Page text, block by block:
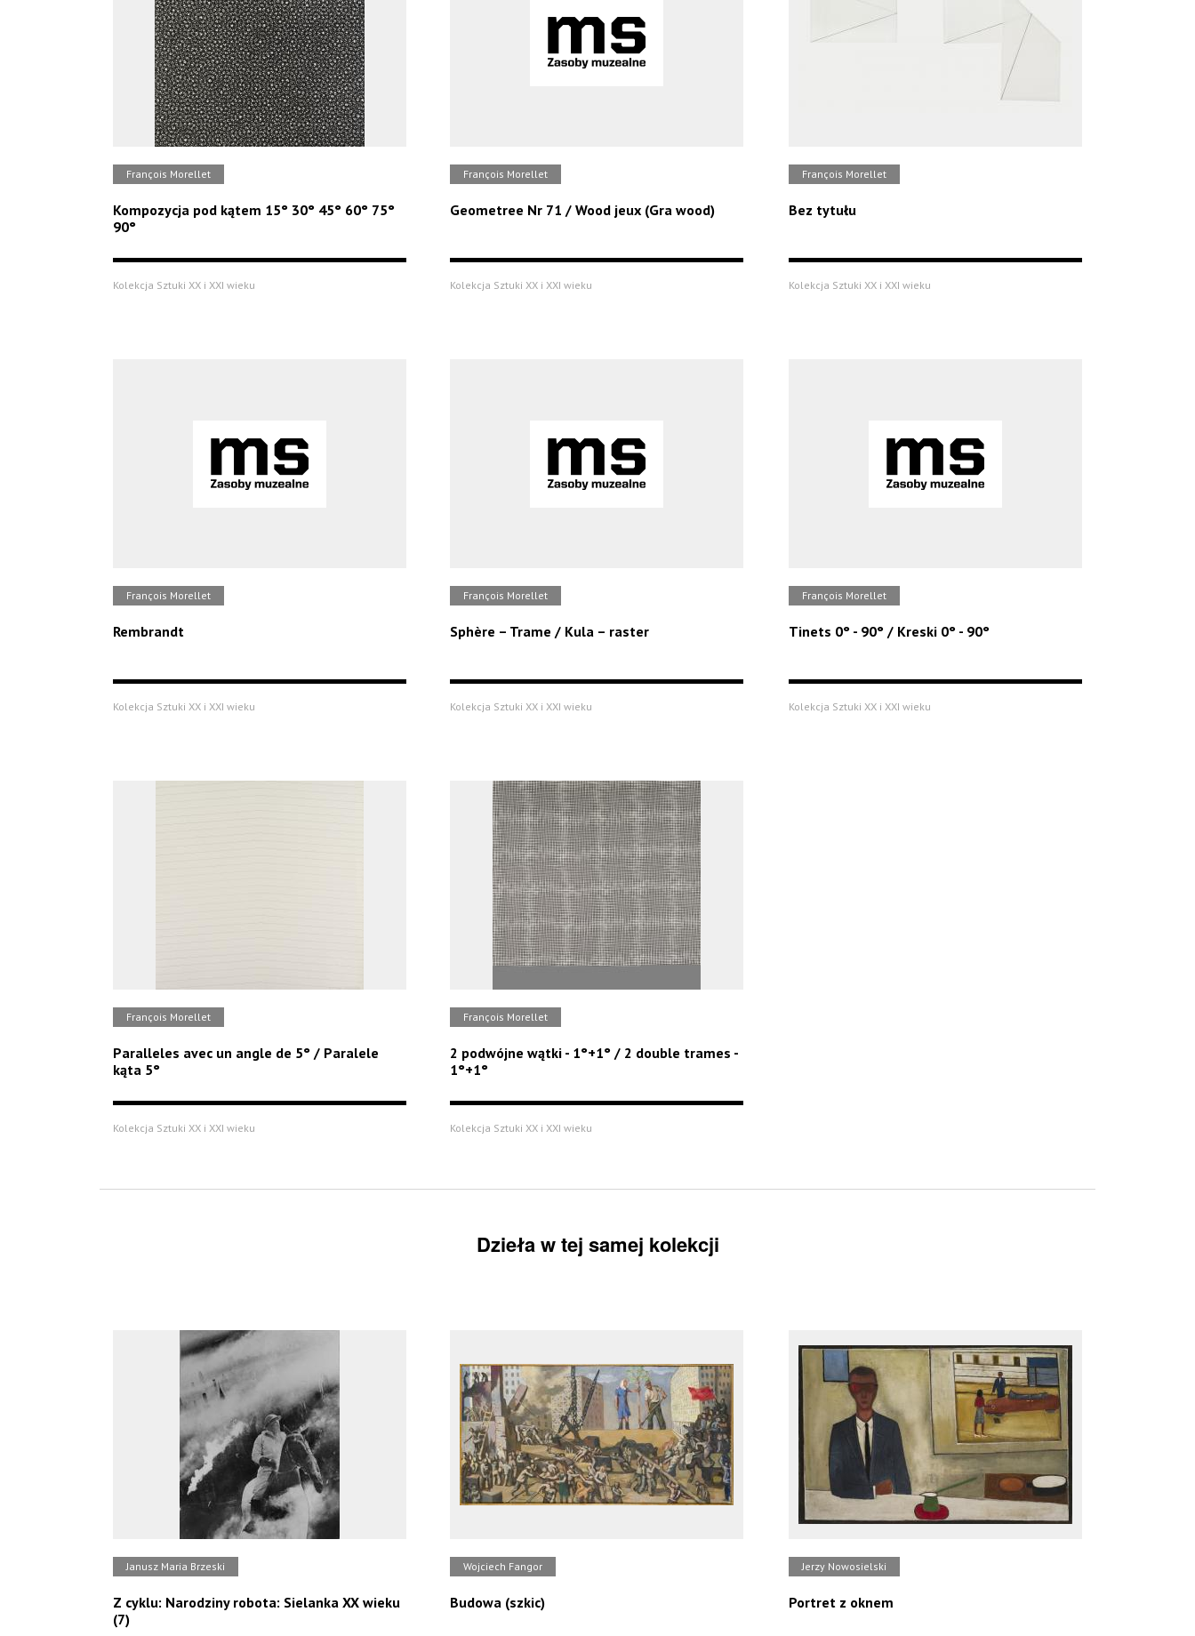
François Morellet
Kompozycja pod kątem 15° 30° 45° 60° 75°
90°
Kolekcja Sztuki XX i XXI wieku
François Morellet
Geometree Nr 71 / Wood jeux (Gra wood)
Kolekcja Sztuki XX i XXI wieku
François Morellet
Bez tytułu
Kolekcja Sztuki XX i XXI wieku
François Morellet
Rembrandt
Kolekcja Sztuki XX i XXI wieku
François Morellet
Sphère – Trame / Kula – raster
Kolekcja Sztuki XX i XXI wieku
François Morellet
Tinets 0° - 90° / Kreski 0° - 90°
Kolekcja Sztuki XX i XXI wieku
François Morellet
Paralleles avec un angle de 5° / Paralele
kąta 5°
Kolekcja Sztuki XX i XXI wieku
François Morellet
2 podwójne wątki - 1°+1° / 2 double trames -
1°+1°
Kolekcja Sztuki XX i XXI wieku
Dzieła w tej samej kolekcji
Janusz Maria Brzeski
Z cyklu: Narodziny robota: Sielanka XX wieku
(7)
Wojciech Fangor
Budowa (szkic)
Jerzy Nowosielski
Portret z oknem